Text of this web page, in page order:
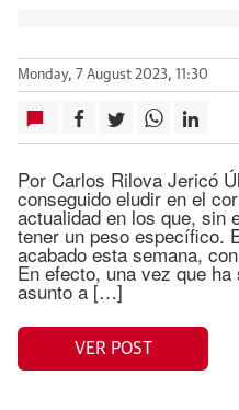
Monday, 7 August 2023, 11:30
Por Carlos Rilova Jericó
conseguido eludir en el
actualidad en los que, sin
tener un peso específico.
acabado esta semana,
En efecto, una vez que
asunto a […]
VER POST